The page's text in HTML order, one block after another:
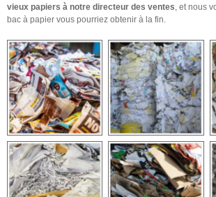
vieux papiers à notre directeur des ventes , et nous
bac à papier vous pourriez obtenir à la fin.